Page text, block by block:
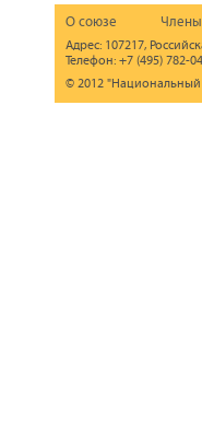
О союзе
Адрес: 107217,
Телефон: +7 (495) 782-
© 2012